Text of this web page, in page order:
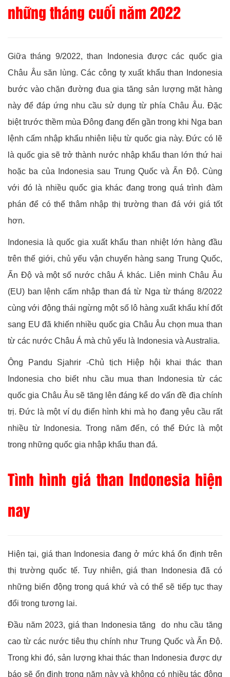
những tháng cuối năm 2022
Giữa tháng 9/2022, than Indonesia được các quốc gia
Châu Âu săn lùng. Các công ty xuất khẩu than Indonesia
bước vào chặn đường đua gia tăng sản lượng mặt hàng
này để đáp ứng nhu cầu sử dụng từ phía Châu Âu. Đặc
biệt trước thềm mùa Đông đang đến gần trong khi Nga ban
lệnh cấm nhập khẩu nhiên liệu từ quốc gia này. Đức có lẽ
là quốc gia sẽ trở thành nước nhập khẩu than lớn thứ hai
hoặc ba của Indonesia sau Trung Quốc và Ấn Độ. Cùng
với đó là nhiều quốc gia khác đang trong quá trình đàm
phán để có thể thâm nhập thị trường than đá với giá tốt
hơn.
Indonesia là quốc gia xuất khẩu than nhiệt lớn hàng đầu
trên thế giới, chủ yếu vận chuyển hàng sang Trung Quốc,
Ấn Độ và một số nước châu Á khác. Liên minh Châu Âu
(EU) ban lệnh cấm nhập than đá từ Nga từ tháng 8/2022
cùng với động thái ngừng một số lô hàng xuất khẩu khí đốt
sang EU đã khiến nhiều quốc gia Châu Âu chọn mua than
từ các nước Châu Á mà chủ yếu là Indonesia và Australia.
Ông Pandu Sjahrir -Chủ tịch Hiệp hội khai thác than
Indonesia cho biết nhu cầu mua than Indonesia từ các
quốc gia Châu Âu sẽ tăng lên đáng kể do vấn đề địa chính
trị. Đức là một ví dụ điển hình khi mà họ đang yêu cầu rất
nhiều từ Indonesia. Trong năm đến, có thể Đức là một
trong những quốc gia nhập khẩu than đá.
Tình hình giá than Indonesia hiện
nay
Hiện tại, giá than Indonesia đang ở mức khá ổn định trên
thị trường quốc tế. Tuy nhiên, giá than Indonesia đã có
những biến động trong quá khứ và có thể sẽ tiếp tục thay
đổi trong tương lai.
Đầu năm 2023, giá than Indonesia tăng do nhu cầu tăng
cao từ các nước tiêu thụ chính như Trung Quốc và Ấn Độ.
Trong khi đó, sản lượng khai thác than Indonesia được dự
báo sẽ ổn định trong năm này và không có nhiều tác động